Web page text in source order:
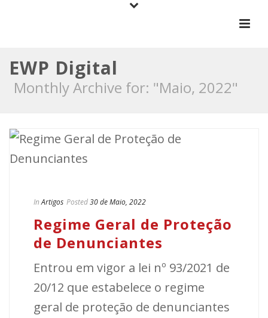
EWP Digital
Monthly Archive for: "Maio, 2022"
In Artigos Posted30 de Maio, 2022
Regime Geral de Proteção
de Denunciantes
Entrou em vigor a lei nº 93/2021 de
20/12 que estabelece o regime
geral de proteção de denunciantes